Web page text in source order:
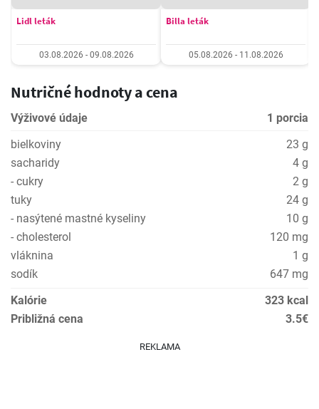
Lidl leták
03.08.2026 - 09.08.2026
Billa leták
05.08.2026 - 11.08.2026
Nutričné hodnoty a cena
Výživové údaje
1 porcia
bielkoviny
23 g
sacharidy
4 g
- cukry
2 g
tuky
24 g
- nasýtené mastné kyseliny
10 g
- cholesterol
120 mg
vláknina
1 g
sodík
647 mg
Kalórie
323 kcal
Približná cena
3.5€
REKLAMA